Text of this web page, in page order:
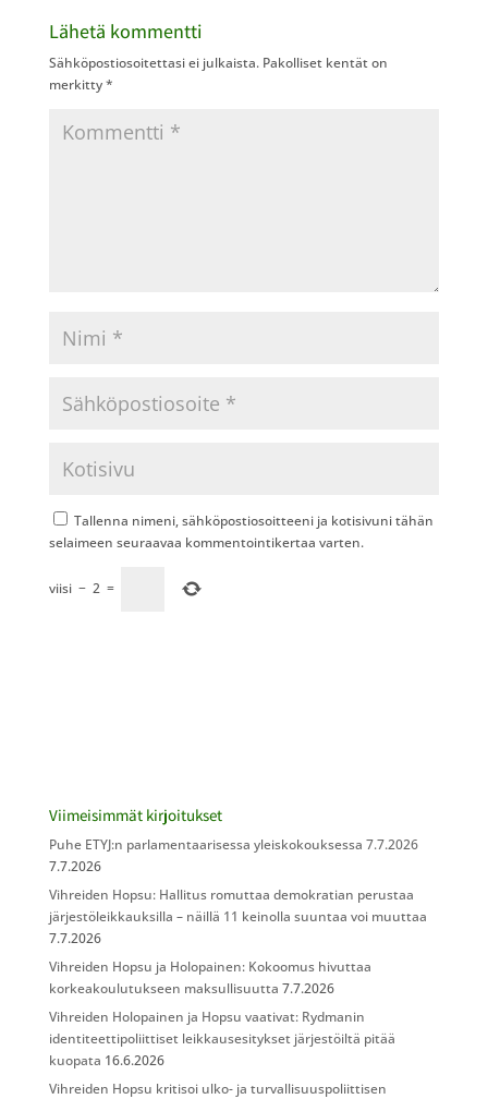
Lähetä kommentti
Sähköpostiosoitettasi ei julkaista. Pakolliset kentät on
merkitty*
Tallenna nimeni, sähköpostiosoitteeni ja kotisivuni tähän
selaimeen seuraavaa kommentointikertaa varten.
viisi − 2 =
Viimeisimmät kirjoitukset
Puhe ETYJ:n parlamentaarisessa yleiskokouksessa 7.7.2026
7.7.2026
Vihreiden Hopsu: Hallitus romuttaa demokratian perustaa
järjestöleikkauksilla – näillä 11 keinolla suuntaa voi muuttaa
7.7.2026
Vihreiden Hopsu ja Holopainen: Kokoomus hivuttaa
korkeakoulutukseen maksullisuutta 7.7.2026
Vihreiden Holopainen ja Hopsu vaativat: Rydmanin
identiteettipoliittiset leikkausesitykset järjestöiltä pitää
kuopata 16.6.2026
Vihreiden Hopsu kritisoi ulko- ja turvallisuuspoliittisen